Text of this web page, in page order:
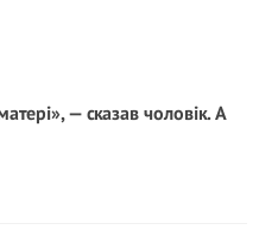
— сказав чоловік. А